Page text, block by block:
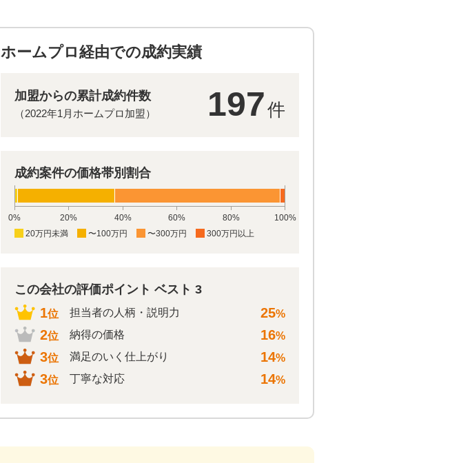
ホームプロ経由での成約実績
加盟からの累計成約件数
（2022年1月ホームプロ加盟） 197件
成約案件の価格帯別割合
0% 20% 40% 60% 80%
100%
20万円未満
〜100万円 〜300万円 300万円以上
この会社の評価ポイント ベスト 3
1位 担当者の人柄・説明力 25%
2位 納得の価格 16%
3位 満足のいく仕上がり 14%
3位 丁寧な対応 14%